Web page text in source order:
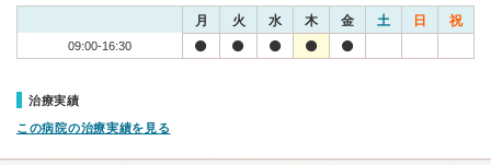
月 火 水 木 金 土 日 祝
09:00-16:30
治療実績
この病院の治療実績を見る